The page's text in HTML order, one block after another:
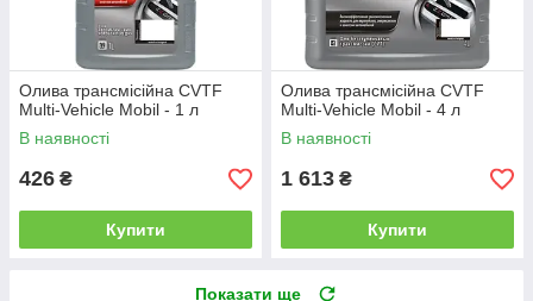
Олива трансмісійна CVTF
Multi-Vehicle Mobil - 1 л
В наявності
426 ₴
Купити
Олива трансмісійна CVTF
Multi-Vehicle Mobil - 4 л
В наявності
1 613 ₴
Купити
Показати ще